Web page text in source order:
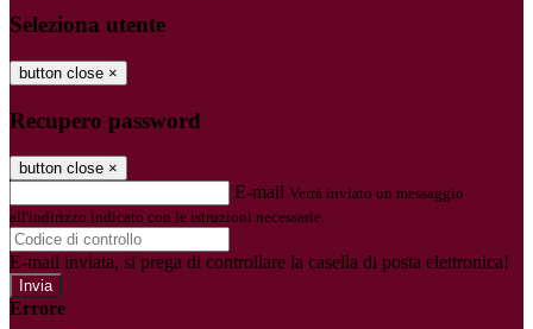
Seleziona utente
button close ×
Recupero password
button close ×
E-mail Verrà inviato un messaggio
all'indirizzo indicato con le istruzioni necessarie.
E-mail inviata, si prega di controllare la casella di posta elettronica!
Errore